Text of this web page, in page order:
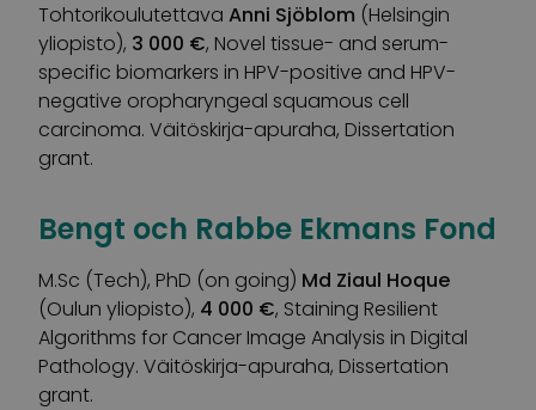
Tohtorikoulutettava Anni Sjöblom (Helsingin
yliopisto), 3 000 €, Novel tissue- and serum-
specific biomarkers in HPV-positive and HPV-
negative oropharyngeal squamous cell
carcinoma. Väitöskirja-apuraha, Dissertation
grant.
Bengt och Rabbe Ekmans Fond
M.Sc (Tech), PhD (on going) Md Ziaul Hoque
(Oulun yliopisto), 4 000 €, Staining Resilient
Algorithms for Cancer Image Analysis in Digital
Pathology. Väitöskirja-apuraha, Dissertation
grant.